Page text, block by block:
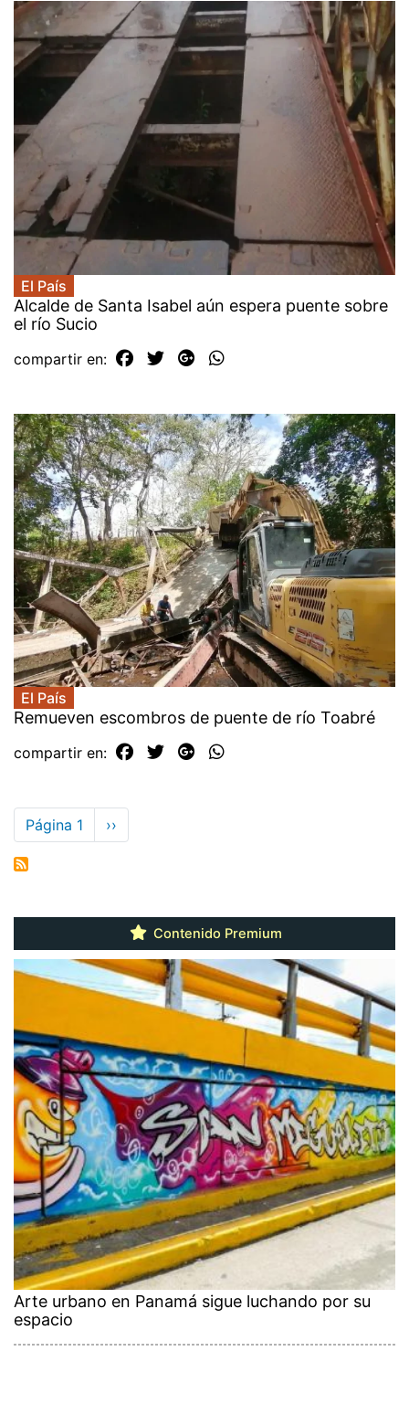
El País
Alcalde de Santa Isabel aún espera puente sobre
el río Sucio
compartir en:
El País
Remueven escombros de puente de río Toabré
compartir en:
Paginación
Página 1
Siguiente
página
››
Contenido Premium
Arte urbano en Panamá sigue luchando por su
espacio